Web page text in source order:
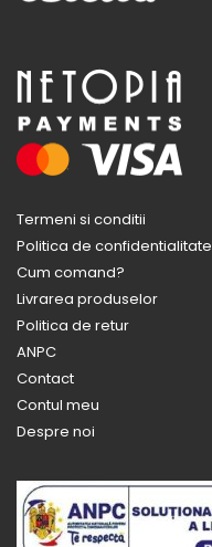
Termeni si conditii
Politica de confidentialitate
Cum comand?
Livrarea produselor
Politica de retur
ANPC
Contact
Contul meu
Despre noi